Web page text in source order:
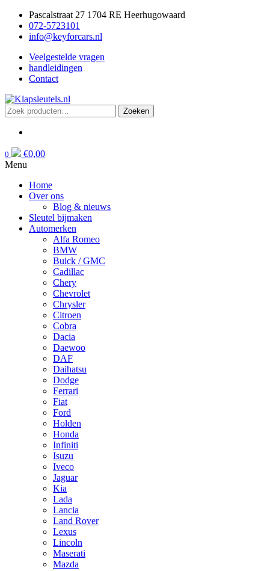
Pascalstraat 27 1704 RE Heerhugowaard
072-5723101
info@keyforcars.nl
Veelgestelde vragen
handleidingen
Contact
Zoeken
naar:
Zoeken
0 €0,00
Menu
Home
Over ons
Blog & nieuws
Sleutel bijmaken
Automerken
Alfa Romeo
BMW
Buick / GMC
Cadillac
Chery
Chevrolet
Chrysler
Citroen
Cobra
Dacia
Daewoo
DAF
Daihatsu
Dodge
Ferrari
Fiat
Ford
Holden
Honda
Infiniti
Isuzu
Iveco
Jaguar
Kia
Lada
Lancia
Land Rover
Lexus
Lincoln
Maserati
Mazda